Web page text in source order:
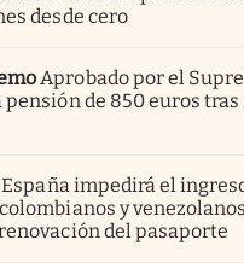
desde cero
Aprobado por el
pensión de 850 euros
impedirá el
y
del pasaporte